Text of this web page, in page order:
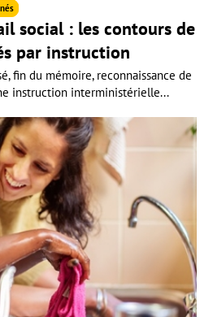
social : les contours de
par instruction
fin du mémoire, reconnaissance de
instruction interministérielle...